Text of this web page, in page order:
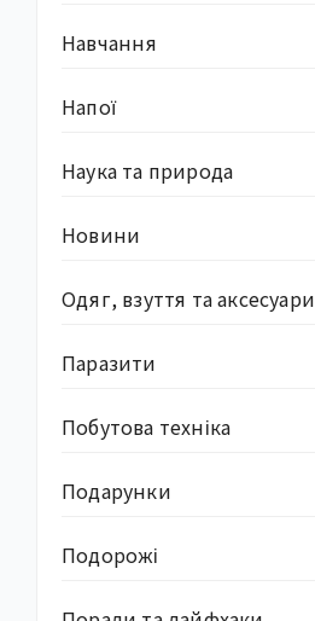
Навчання
Напої
Наука та природа
Новини
Одяг, взуття та аксесуари
Паразити
Побутова техніка
Подарунки
Подорожі